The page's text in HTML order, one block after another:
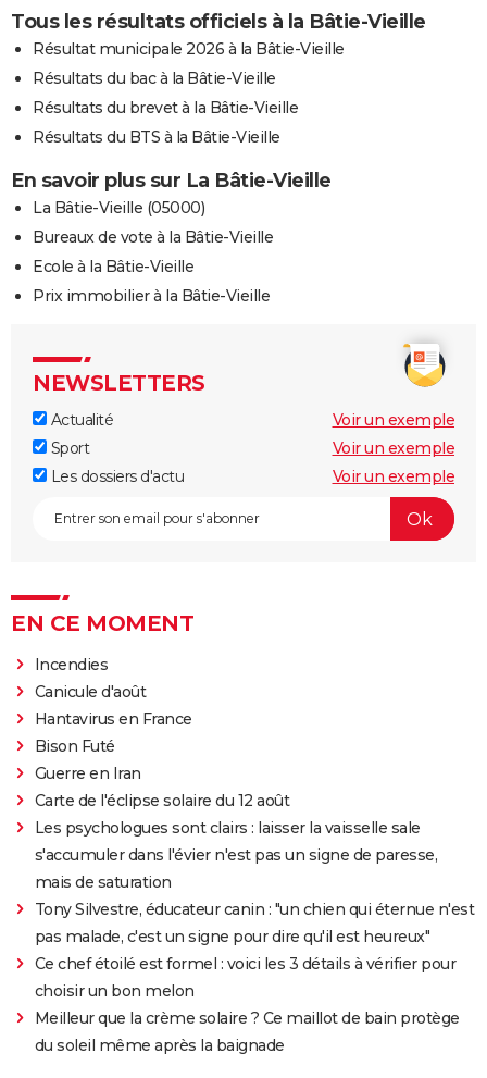
Tous les résultats officiels à la Bâtie-Vieille
Résultat municipale 2026 à la Bâtie-Vieille
Résultats du bac à la Bâtie-Vieille
Résultats du brevet à la Bâtie-Vieille
Résultats du BTS à la Bâtie-Vieille
En savoir plus sur La Bâtie-Vieille
La Bâtie-Vieille (05000)
Bureaux de vote à la Bâtie-Vieille
Ecole à la Bâtie-Vieille
Prix immobilier à la Bâtie-Vieille
NEWSLETTERS
Actualité
Voir un exemple
Sport
Voir un exemple
Les dossiers d'actu
Voir un exemple
EN CE MOMENT
Incendies
Canicule d'août
Hantavirus en France
Bison Futé
Guerre en Iran
Carte de l'éclipse solaire du 12 août
Les psychologues sont clairs : laisser la vaisselle sale
s'accumuler dans l'évier n'est pas un signe de paresse,
mais de saturation
Tony Silvestre, éducateur canin : "un chien qui éternue n'est
pas malade, c'est un signe pour dire qu'il est heureux"
Ce chef étoilé est formel : voici les 3 détails à vérifier pour
choisir un bon melon
Meilleur que la crème solaire ? Ce maillot de bain protège
du soleil même après la baignade